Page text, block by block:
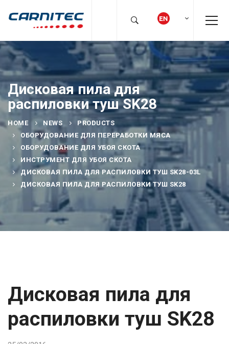
Дисковая пила для
распиловки туш SK28
HOME NEWS
PRODUCTS
ОБОРУДОВАНИЕ ДЛЯ ПЕРЕРАБОТКИ МЯСА
ОБОРУДОВАНИЕ ДЛЯ УБОЯ СКОТА
ИНСТРУМЕНТ ДЛЯ УБОЯ СКОТА
ДИСКОВАЯ ПИЛА ДЛЯ РАСПИЛОВКИ ТУШ SK28-03L
ДИСКОВАЯ ПИЛА ДЛЯ РАСПИЛОВКИ ТУШ SK28
Дисковая пила для
распиловки туш SK28